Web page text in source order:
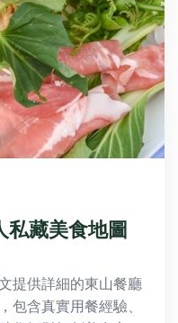
私藏美食地圖
提供詳細的東山餐廳
包含真實用餐經驗、